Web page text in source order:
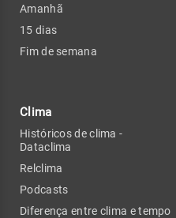
Amanhã
15 dias
Fim de semana
Clima
Históricos de clima -
Dataclima
Relclima
Podcasts
Diferença entre clima e tempo